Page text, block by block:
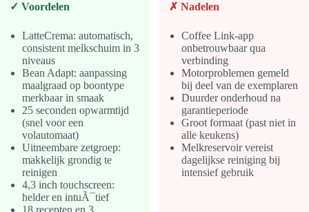
✓ Voordelen
LatteCrema: automatisch,
consistent melkschuim in 3
niveaus
Bean Adapt: aanpassing
maalgraad op boontype
merkbaar in smaak
25 seconden opwarmtijd
(snel voor een
volautomaat)
Uitneembare zetgroep:
makkelijk grondig te
reinigen
4,3 inch touchscreen:
helder en intuÃ¯tief
✗ Nadelen
Coffee Link-app
onbetrouwbaar qua
verbinding
Motorproblemen gemeld
bij deel van de exemplaren
Duurder onderhoud na
garantieperiode
Groot formaat (past niet in
alle keukens)
Melkreservoir vereist
dagelijkse reiniging bij
intensief gebruik